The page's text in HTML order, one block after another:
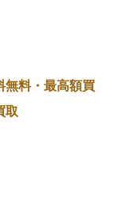
無料・最高額買
取